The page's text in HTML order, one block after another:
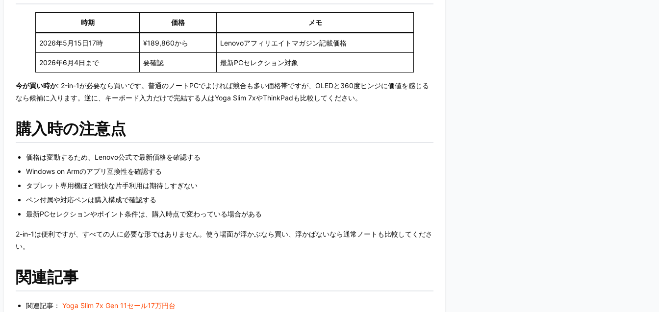
時期 価格 メモ
2026年5月15日17時 ¥189,860から Lenovoアフィリエイトマガジン記載価格
2026年6月4日まで 要確認 最新PCセレクション対象
今が買い時か: 2-in-1が必要なら買いです。普通のノートPCでよければ競合も多い価格帯ですが、OLEDと360度ヒンジに価値を感じる
なら候補に入ります。逆に、キーボード入力だけで完結する人はYoga Slim 7xやThinkPadも比較してください。
購入時の注意点
価格は変動するため、Lenovo公式で最新価格を確認する
Windows on Armのアプリ互換性を確認する
タブレット専用機ほど軽快な片手利用は期待しすぎない
ペン付属や対応ペンは購入構成で確認する
最新PCセレクションやポイント条件は、購入時点で変わっている場合がある
2-in-1は便利ですが、すべての人に必要な形ではありません。使う場面が浮かぶなら買い、浮かばないなら通常ノートも比較してくださ
い。
関連記事
関連記事： Yoga Slim 7x Gen 11セール17万円台